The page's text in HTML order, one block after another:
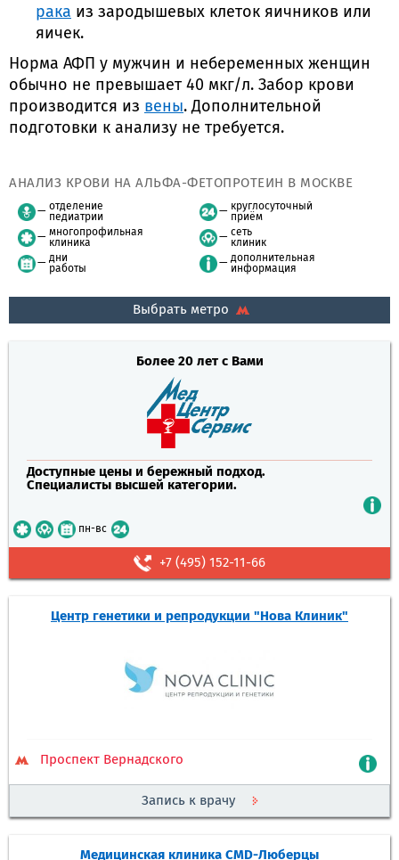
рака из зародышевых клеток яичников или
яичек.
Норма АФП у мужчин и небеременных женщин
обычно не превышает 40 мкг/л. Забор крови
производится из вены. Дополнительной
подготовки к анализу не требуется.
АНАЛИЗ КРОВИ НА АЛЬФА-ФЕТОПРОТЕИН В МОСКВЕ
отделение
педиатрии
многопрофильная
клиника
дни
работы
круглосуточный
приём
сеть
клиник
дополнительная
информация
Выбрать метро
Более 20 лет с Вами
Доступные цены и бережный подход.
Специалисты высшей категории.
пн-вс
+7 (495) 152-11-66
Центр генетики и репродукции "Нова Клиник"
Проспект Вернадского
Запись к врачу
Медицинская клиника CMD-Люберцы